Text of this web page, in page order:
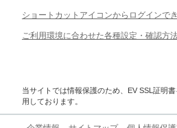
ショートカットアイコンからログインで
ご利用環境に合わせた各種設定・確認方
当サイトでは情報保護のため、EV SSL証明
用しております。